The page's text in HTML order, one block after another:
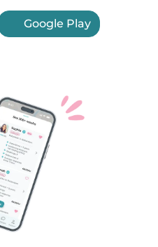
Google Play